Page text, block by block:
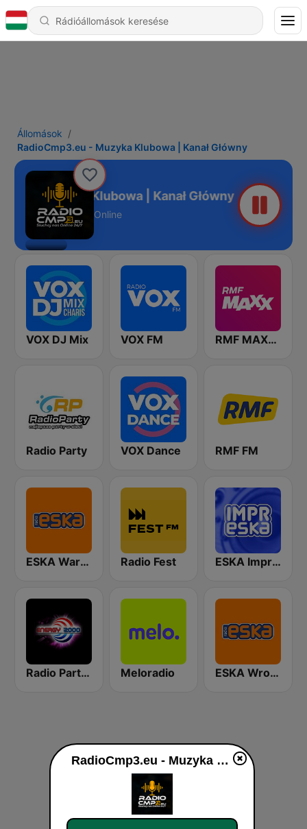
Állomások
RadioCmp3.eu - Muzyka Klubowa | Kanał Główny
- Muzyka Klubowa | Kanał Główny
Online
VOX DJ Mix VOX FM RMF MAXXX
Radio Party VOX Dance RMF FM
ESKA Warszawa Radio Fest ESKA Impreska
Radio Party - kanał Energy 2000 Meloradio ESKA Wrocław
RadioCmp3.eu - Muzyka Klubowa | Kanał Główny